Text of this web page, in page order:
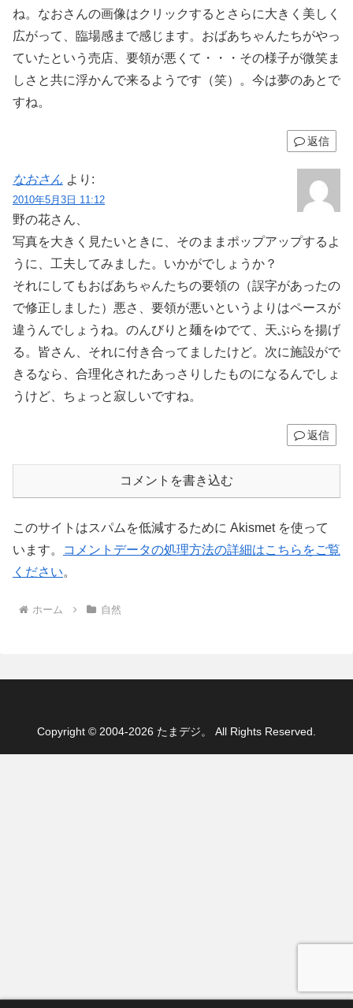
ね。なおさんの画像はクリックするとさらに大きく美しく
広がって、臨場感まで感じます。おばあちゃんたちがやっ
ていたという売店、要領が悪くて・・・その様子が微笑ま
しさと共に浮かんで来るようです（笑）。今は夢のあとで
すね。
返信
なおさん より:
2010年5月3日 11:12
野の花さん、
写真を大きく見たいときに、そのままポップアップするよ
うに、工夫してみました。いかがでしょうか？
それにしてもおばあちゃんたちの要領の（誤字があったの
で修正しました）悪さ、要領が悪いというよりはペースが
違うんでしょうね。のんびりと麺をゆでて、天ぷらを揚げ
る。皆さん、それに付き合ってましたけど。次に施設がで
きるなら、合理化されたあっさりしたものになるんでしょ
うけど、ちょっと寂しいですね。
返信
コメントを書き込む
このサイトはスパムを低減するために Akismet を使って
います。
コメントデータの処理方法の詳細はこちらをご覧
ください。
ホーム 自然
Copyright © 2004-2026 たまデジ。 All Rights Reserved.